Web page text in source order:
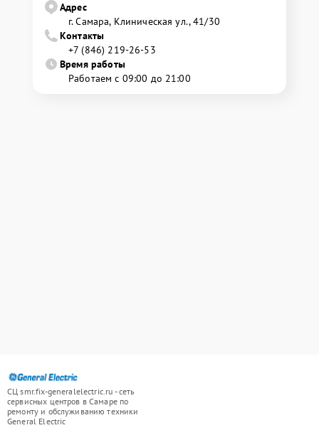
Адрес
г. Самара, Клиническая ул., 41/30
Контакты
+7 (846) 219-26-53
Время работы
Работаем с 09:00 до 21:00
СЦ smr.fix-generalelectric.ru - сеть
сервисных центров в Самаре по
ремонту и обслуживанию техники
General Electric